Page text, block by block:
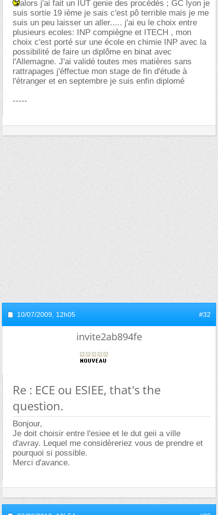
alors j'ai fait un IUT genie des procédés ; GC lyon je
suis sortie 19 ième je sais c'est pô terrible mais je me
suis un peu laisser un aller..... j'ai eu le choix entre
plusieurs ecoles: INP compiègne et ITECH , mon
choix c'est porté sur une école en chimie INP avec la
possibilité de faire un diplôme en binat avec
l'Allemagne. J'ai validé toutes mes matières sans
rattrapages j'éffectue mon stage de fin d'étude à
l'étranger et en septembre je suis enfin diplomé
-----
10/07/2009, 12h05 #32
invite2ab894fe
Re : ECE ou ESIEE, that's the
question.
Bonjour,
Je doit choisir entre l'esiee et le dut geii a ville
d'avray. Lequel me considèreriez vous de prendre et
pourquoi si possible.
Merci d'avance.